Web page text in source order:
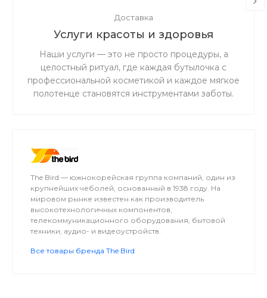
Доставка
Услуги красоты и здоровья
Наши услуги — это не просто процедуры, а
целостный ритуал, где каждая бутылочка с
профессиональной косметикой и каждое мягкое
полотенце становятся инструментами заботы.
The Bird — южнокорейская группа компаний, один из
крупнейших чеболей, основанный в 1938 году. На
мировом рынке известен как производитель
высокотехнологичных компонентов,
телекоммуникационного оборудования, бытовой
техники, аудио- и видеоустройств.
Все товары бренда The Bird